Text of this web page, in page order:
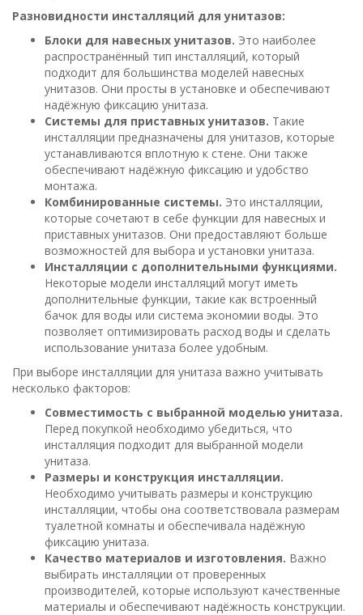
Разновидности инсталляций для унитазов:
Блоки для навесных унитазов. Это наиболее
распространённый тип инсталляций, который
подходит для большинства моделей навесных
унитазов. Они просты в установке и обеспечивают
надёжную фиксацию унитаза.
Системы для приставных унитазов. Такие
инсталляции предназначены для унитазов, которые
устанавливаются вплотную к стене. Они также
обеспечивают надёжную фиксацию и удобство
монтажа.
Комбинированные системы. Это инсталляции,
которые сочетают в себе функции для навесных и
приставных унитазов. Они предоставляют больше
возможностей для выбора и установки унитаза.
Инсталляции с дополнительными функциями.
Некоторые модели инсталляций могут иметь
дополнительные функции, такие как встроенный
бачок для воды или система экономии воды. Это
позволяет оптимизировать расход воды и сделать
использование унитаза более удобным.
При выборе инсталляции для унитаза важно учитывать
несколько факторов:
Совместимость с выбранной моделью унитаза.
Перед покупкой необходимо убедиться, что
инсталляция подходит для выбранной модели
унитаза.
Размеры и конструкция инсталляции.
Необходимо учитывать размеры и конструкцию
инсталляции, чтобы она соответствовала размерам
туалетной комнаты и обеспечивала надёжную
фиксацию унитаза.
Качество материалов и изготовления. Важно
выбирать инсталляции от проверенных
производителей, которые используют качественные
материалы и обеспечивают надёжность конструкции.